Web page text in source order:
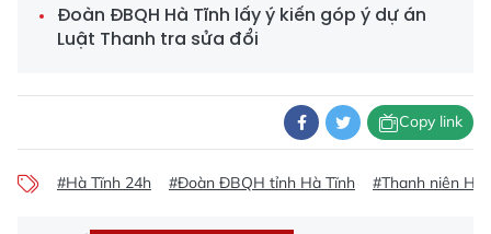
Đoàn ĐBQH Hà Tĩnh lấy ý kiến góp ý dự án
Luật Thanh tra sửa đổi
Copy link
#Hà Tĩnh 24h #Đoàn ĐBQH tỉnh Hà Tĩnh #Thanh niên Hà